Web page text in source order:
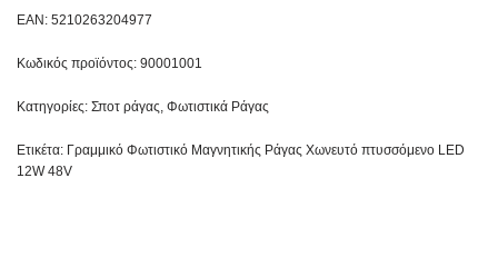
EAN: 5210263204977
Κωδικός προϊόντος: 90001001
Κατηγορίες: Σποτ ράγας, Φωτιστικά Ράγας
Ετικέτα: Γραμμικό Φωτιστικό Μαγνητικής Ράγας Χωνευτό πτυσσόμενο LED
12W 48V